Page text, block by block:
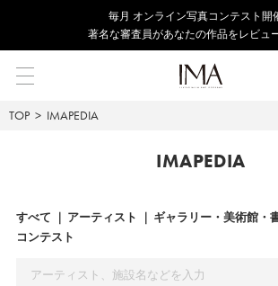
毎⽉ オンライン写真コンテスト開
著名な審査員があなたの作品をレビュ
TOP IMAPEDIA
IMAPEDIA
すべて アーティスト ギャラリー・美術館・
コンテスト